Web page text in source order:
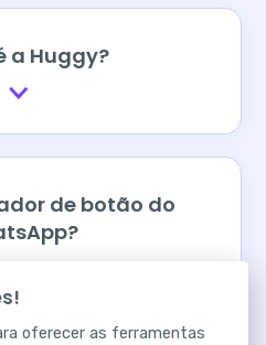
a Huggy?
de botão do
oferecer as ferramentas